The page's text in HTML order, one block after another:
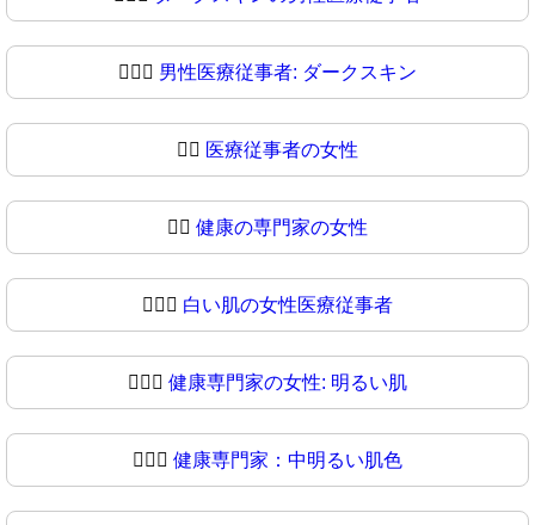
👨🏿‍⚕ 男性医療従事者: ダークスキン
👩‍⚕️ 医療従事者の女性
👩‍⚕ 健康の専門家の女性
👩🏻‍⚕️ 白い肌の女性医療従事者
👩🏻‍⚕ 健康専門家の女性: 明るい肌
👩🏼‍⚕️ 健康専門家：中明るい肌色